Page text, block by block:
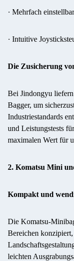
· Mehrfach
· Intuitive
Die Zusicherung
Bei Jindongyu
Bagger, um
Industriestandards
und Leistungstests
maximalen Wert für
2. Komatsu Mini
Kompakt und
Die Komatsu-
Bereichen
leichten